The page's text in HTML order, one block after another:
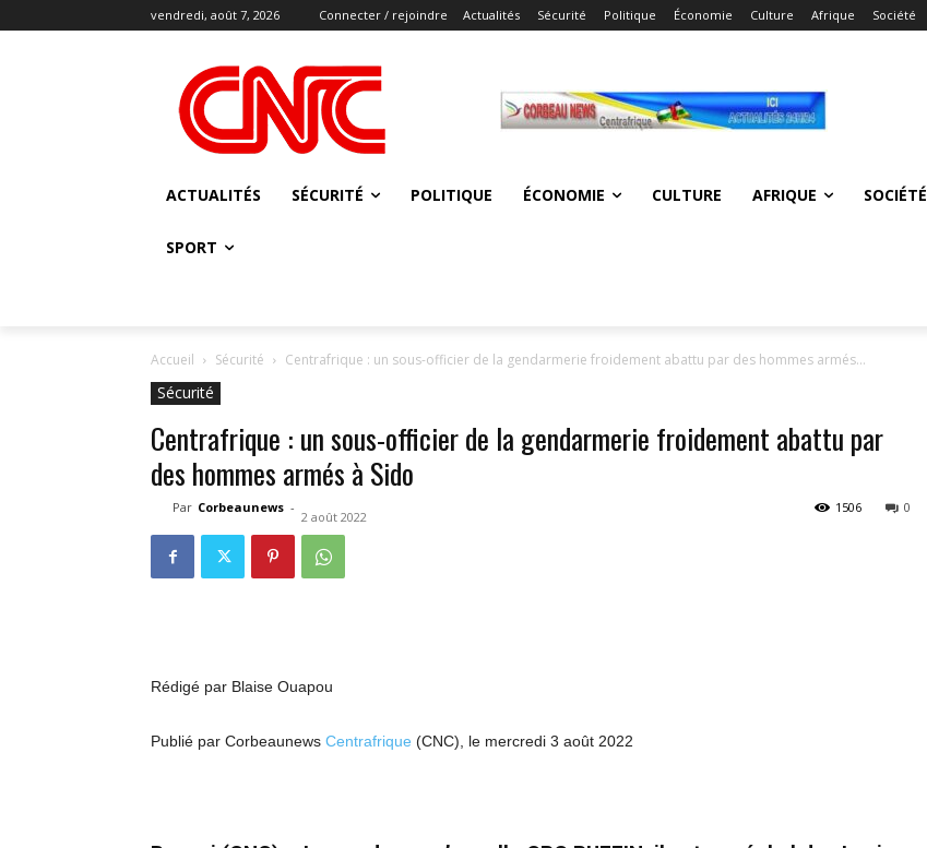
vendredi, août 7, 2026 Connecter / rejoindre Actualités Sécurité Politique Économie Culture Afrique Société
ACTUALITÉS SÉCURITÉ POLITIQUE ÉCONOMIE CULTURE AFRIQUE SOCIÉTÉ
SPORT
Accueil Sécurité Centrafrique : un sous-officier de la gendarmerie froidement abattu par des hommes armés...
Sécurité
Centrafrique : un sous-officier de la gendarmerie froidement abattu par
des hommes armés à Sido
Par Corbeaunews -
2 août 2022
0
1506
Rédigé par Blaise Ouapou
Publié par Corbeaunews Centrafrique (CNC), le mercredi 3 août 2022